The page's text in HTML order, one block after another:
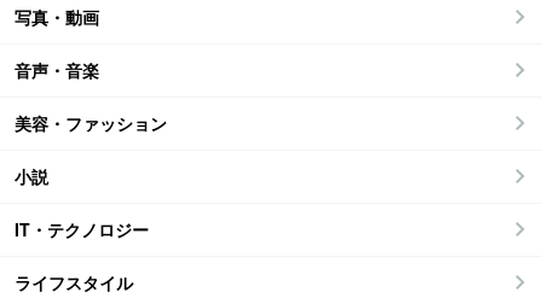
写真・動画
音声・音楽
美容・ファッション
小説
IT・テクノロジー
ライフスタイル